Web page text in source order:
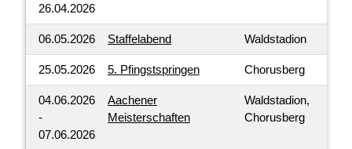
26.04.2026
06.05.2026 Staffelabend Waldstadion
25.05.2026 5. Pfingstspringen Chorusberg
04.06.2026
-
07.06.2026
Aachener
Meisterschaften
Waldstadion,
Chorusberg